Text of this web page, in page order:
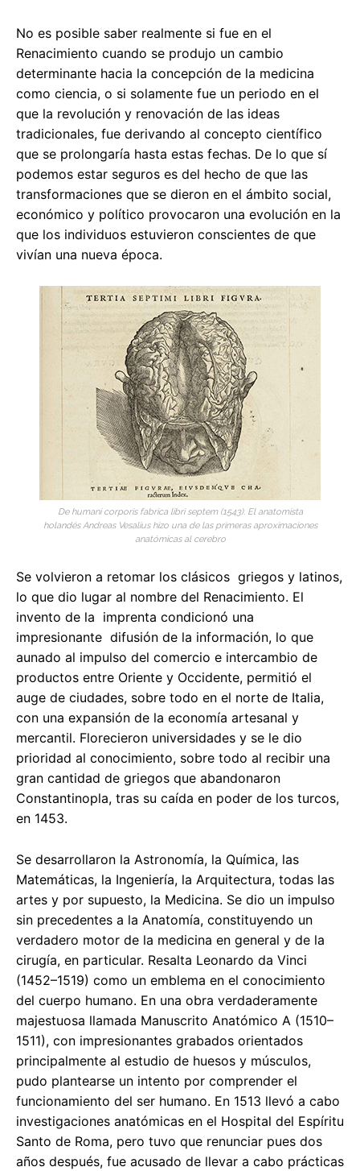
No es posible saber realmente si fue en el
Renacimiento cuando se produjo un cambio
determinante hacia la concepción de la medicina
como ciencia, o si solamente fue un periodo en el
que la revolución y renovación de las ideas
tradicionales, fue derivando al concepto científico
que se prolongaría hasta estas fechas. De lo que sí
podemos estar seguros es del hecho de que las
transformaciones que se dieron en el ámbito social,
económico y político provocaron una evolución en la
que los individuos estuvieron conscientes de que
vivían una nueva época.
De humani corporis fabrica libri septem (1543). El anatomista
holandés Andreas Vesalius hizo una de las primeras aproximaciones
anatómicas al cerebro
Se volvieron a retomar los clásicos griegos y latinos,
lo que dio lugar al nombre del Renacimiento. El
invento de la imprenta condicionó una
impresionante difusión de la información, lo que
aunado al impulso del comercio e intercambio de
productos entre Oriente y Occidente, permitió el
auge de ciudades, sobre todo en el norte de Italia,
con una expansión de la economía artesanal y
mercantil. Florecieron universidades y se le dio
prioridad al conocimiento, sobre todo al recibir una
gran cantidad de griegos que abandonaron
Constantinopla, tras su caída en poder de los turcos,
en 1453.
Se desarrollaron la Astronomía, la Química, las
Matemáticas, la Ingeniería, la Arquitectura, todas las
artes y por supuesto, la Medicina. Se dio un impulso
sin precedentes a la Anatomía, constituyendo un
verdadero motor de la medicina en general y de la
cirugía, en particular. Resalta Leonardo da Vinci
(1452–1519) como un emblema en el conocimiento
del cuerpo humano. En una obra verdaderamente
majestuosa llamada Manuscrito Anatómico A (1510–
1511), con impresionantes grabados orientados
principalmente al estudio de huesos y músculos,
pudo plantearse un intento por comprender el
funcionamiento del ser humano. En 1513 llevó a cabo
investigaciones anatómicas en el Hospital del Espíritu
Santo de Roma, pero tuvo que renunciar pues dos
años después, fue acusado de llevar a cabo prácticas